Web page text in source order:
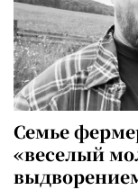
Семье
«веселый